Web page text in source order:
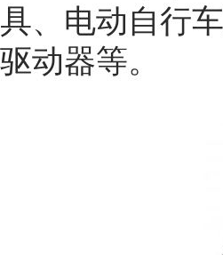
具、电动自行
驱动器等。